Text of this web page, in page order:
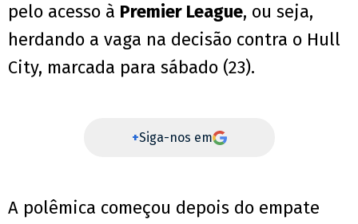
pelo acesso à Premier League, ou seja,
herdando a vaga na decisão contra o Hull
City, marcada para sábado (23).
+Siga-nos em
A polêmica começou depois do empate